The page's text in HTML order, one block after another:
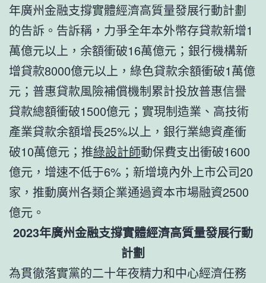
年廣州金融支撐實體經濟高質量發展行動計劃
的告訴。告訴稱，力爭全年本外幣存貸款新增1
萬億元以上，余額衝破16萬億元；銀行機構新
增貸款8000億元以上，綠色貸款余額衝破1萬億
元；普惠貸款風險補償機制累計投放普惠信譽
貸款總額衝破1500億元；實現制造業、高技術
產業貸款余額增長25%以上，銀行業總資產衝
破10萬億元；推綠設計師動保費支出衝破1600
億元，增速不低于6%；新增境內外上市公司20
家，推動廣州各類企業通過資本市場融資2500
億元。
2023年廣州金融支撐實體經濟高質量發展行動
計劃
為貫徹落實黨的二十年夜精力和中心經濟任務